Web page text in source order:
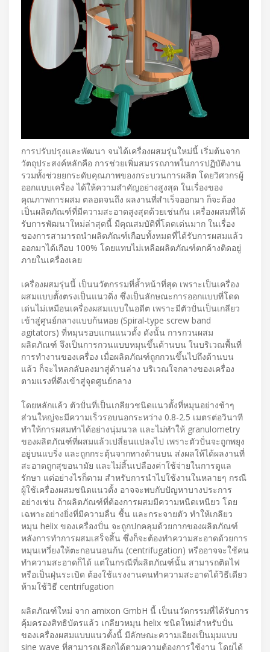
การปรับปรุงและพัฒนา จนได้เครื่องผสมรุ่นใหม่นี้ เริ่มต้นจาก
วัตถุประสงค์หลักคือ การช่วยเพิ่มสมรรถภาพในการปฏิบัติงาน
รวมทั้งช่วยยกระดับคุณภาพของกระบวนการผลิต โดยวิศวกรผู้
ออกแบบเครื่อง ได้ให้ความสำคัญอย่างสูงสุด ในเรื่องของ
คุณภาพการผสม ตลอดจนถึง ผลงานที่สำเร็จออกมา ก็จะต้อง
เป็นผลิตภัณฑ์ที่มีความสะอาดสูงสุดด้วยเช่นกัน เครื่องผสมที่ได้
รับการพัฒนาใหม่ล่าสุดนี้ มีคุณสมบัติที่โดดเด่นมาก ในเรื่อง
ของการสามารถนำผลิตภัณฑ์เกือบทั้งหมดที่ได้รับการผสมแล้ว
ออกมาได้เกือบ 100% โดยแทบไม่เหลือผลิตภัณฑ์ตกค้างติดอยู่
ภายในเครื่องเลย
เครื่องผสมรุ่นนี้ เป็นนวัตกรรมที่ล้ำหน้าที่สุด เพราะเป็นเครื่อง
ผสมแบบตั้งตรงเป็นแนวดิ่ง ซึ่งเป็นลักษณะการออกแบบที่โดด
เด่นไม่เหมือนเครื่องผสมแบบในอดีต เพราะมีตัวปั่นเป็นเกลียว
เข้าสู่ศูนย์กลางแบบก้นหอย (Spiral-type screw band
agitators) ที่หมุนรอบแกนแนวตั้ง ดังนั้น การกวนผสม
ผลิตภัณฑ์ จึงเป็นการกวนแบบหมุนขึ้นด้านบน ในบริเวณพื้นที่
การทำงานของเครื่อง เมื่อผลิตภัณฑ์ถูกกวนขึ้นไปถึงด้านบน
แล้ว ก็จะไหลกลับลงมาสู่ด้านล่าง บริเวณใจกลางของเครื่อง
ตามแรงที่ดึงเข้าสู่จุดศูนย์กลาง
โดยหลักแล้ว ตัวปั่นที่เป็นเกลียวชนิดแนวตั้งที่หมุนอย่างช้าๆ
ส่วนใหญ่จะมีความเร็วรอบนอกระหว่าง 0.8-2.5 เมตรต่อวินาที
ทำให้การผสมทำได้อย่างนุ่มนวล และไม่ทำให้ granulometry
ของผลิตภัณฑ์ที่ผสมแล้วเปลี่ยนแปลงไป เพราะตัวปั่นจะถูกพยุง
อยู่บนแบริ่ง และถูกกระตุ้นจากทางด้านบน ส่งผลให้ได้ผลงานที่
สะอาดถูกสุขอนามัย และไม่สิ้นเปลืองค่าใช้จ่ายในการดูแล
รักษา แต่อย่างไรก็ตาม สำหรับการนำไปใช้งานในหลายๆ กรณี
ผู้ใช้เครื่องผสมชนิดแนวตั้ง อาจจะพบกับปัญหาบางประการ
อย่างเช่น ถ้าผลิตภัณฑ์ที่ต้องการผสมมีความหนืดเหนียว โดย
เฉพาะอย่างยิ่งที่มีความลื่น ชื้น และกระจายตัว ทำให้เกลียว
หมุน helix ของเครื่องปั่น จะถูกปกคลุมด้วยกากของผลิตภัณฑ์
หลังการทำการผสมเสร็จสิ้น ซึ่งก็จะต้องทำความสะอาดด้วยการ
หมุนเหวี่ยงให้ตะกอนนอนก้น (centrifugation) หรืออาจจะใช้คน
ทำความสะอาดก็ได้ แต่ในกรณีที่ผลิตภัณฑ์นั้น สามารถติดไฟ
หรือเป็นฝุ่นระเบิด ต้องใช้แรงงานคนทำความสะอาดได้วิธีเดียว
ห้ามใช้วิธี centrifugation
ผลิตภัณฑ์ใหม่ จาก amixon GmbH นี้ เป็นนวัตกรรมที่ได้รับการ
คุ้มครองสิทธิบัตรแล้ว เกลียวหมุน helix ชนิดใหม่สำหรับปั่น
ของเครื่องผสมแบบแนวตั้งนี้ มีลักษณะความเอียงเป็นมุมแบบ
sine wave ที่สามารถเลือกได้ตามความต้องการใช้งาน โดยได้